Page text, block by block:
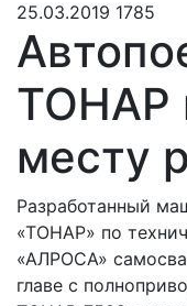
25.03.2019 1785
ТОНАР
месту
Разработанный
«ТОНАР» по
«АЛРОСА»
главе с